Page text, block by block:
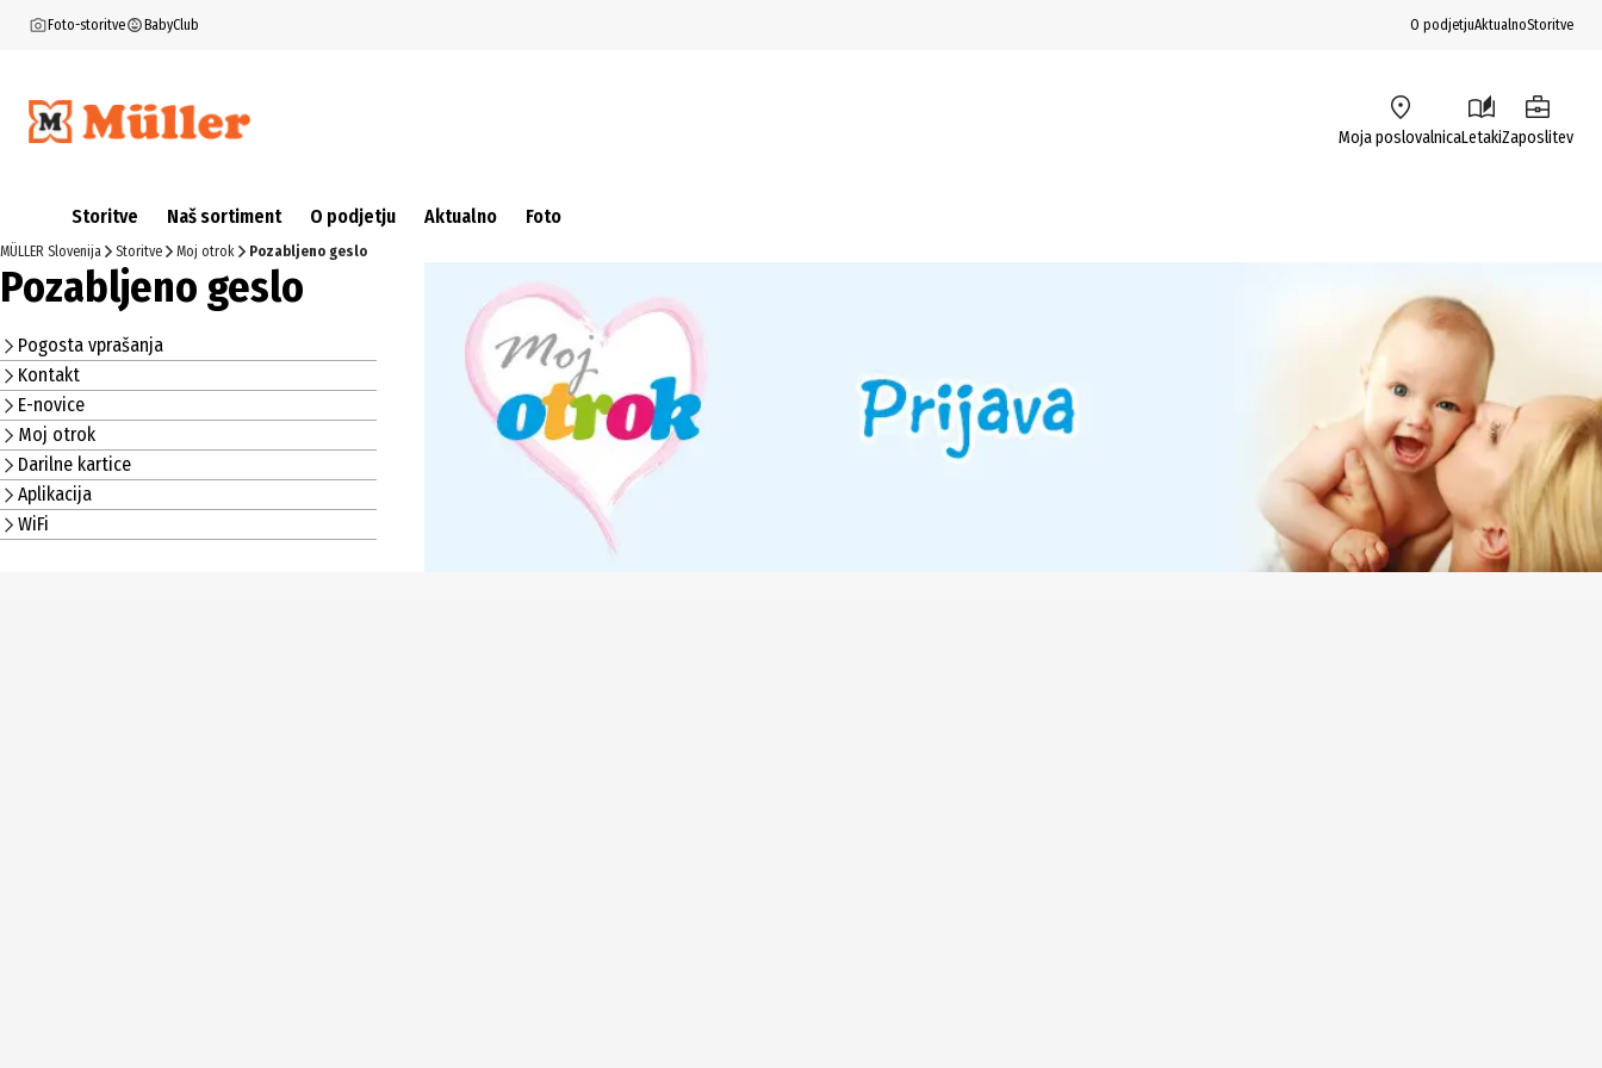
Foto-storitve BabyClub O podjetjuAktualnoStoritve
Moja poslovalnicaLetakiZaposlitev
Storitve Naš sortiment O podjetju Aktualno Foto
MÜLLER Slovenija Storitve Moj otrok Pozabljeno geslo
Pozabljeno geslo
Pogosta vprašanja
Kontakt
E-novice
Moj otrok
Darilne kartice
Aplikacija
WiFi